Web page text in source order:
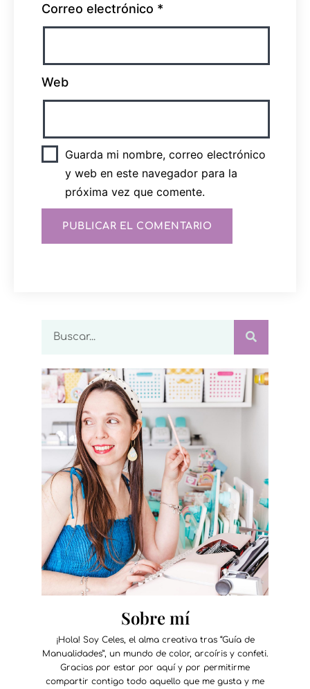
Correo electrónico *
Web
Guarda mi nombre, correo electrónico
y web en este navegador para la
próxima vez que comente.
Sobre mí
¡Hola! Soy Celes, el alma creativa tras “Guía de
Manualidades”, un mundo de color, arcoíris y confeti.
Gracias por estar por aquí y por permitirme
compartir contigo todo aquello que me gusta y me